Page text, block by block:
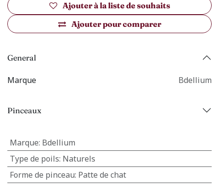
Ajouter pour comparer
Ajouter à la liste de souhaits
General
Marque Bdellium
Pinceaux
Marque: Bdellium
Type de poils: Naturels
Forme de pinceau: Patte de chat